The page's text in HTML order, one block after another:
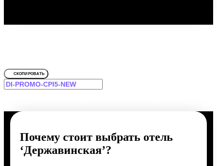
СКОПИРОВАТЬ
Почему стоит выбрать отель
‘Державинская’?